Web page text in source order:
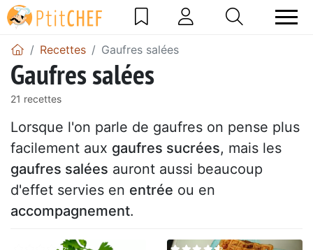
Recettes Gaufres salées
Gaufres salées
21 recettes
Lorsque l'on parle de gaufres on pense plus
facilement aux gaufres sucrées, mais les
gaufres salées auront aussi beaucoup
d'effet servies en entrée ou en
accompagnement.